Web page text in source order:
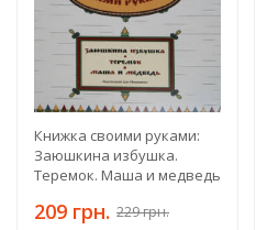
Книжка своими руками:
Заюшкина избушка.
Теремок. Маша и медведь
209 грн. 229 грн.